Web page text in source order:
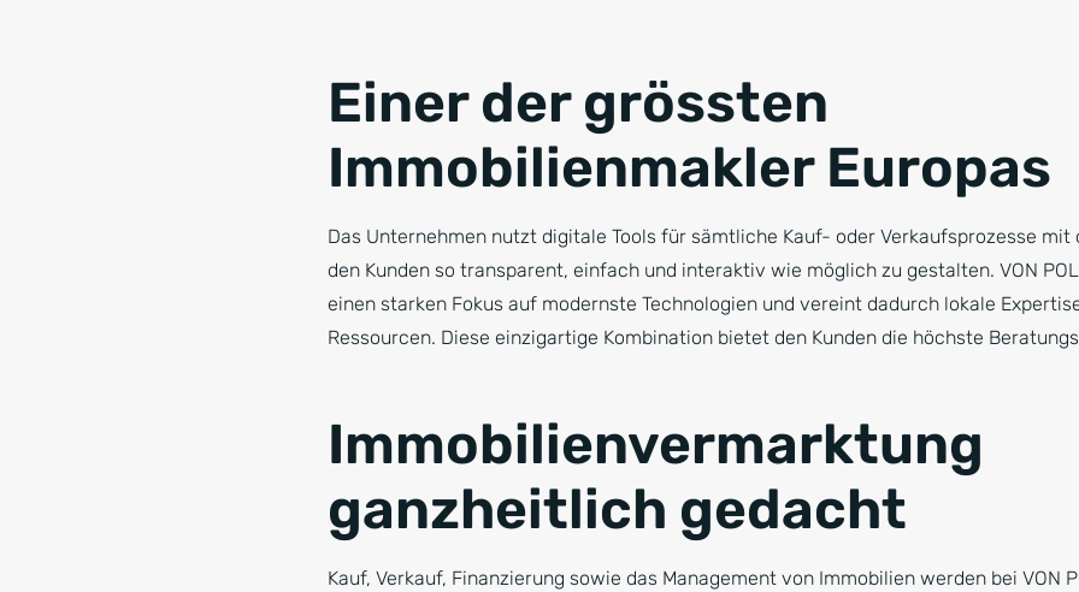
Einer der grössten
Immobilienmakler Europas
Das Unternehmen nutzt digitale Tools für sämtliche Kauf- oder Verkaufsprozesse mit
den Kunden so transparent, einfach und interaktiv wie möglich zu gestalten. VON
einen starken Fokus auf modernste Technologien und vereint dadurch lokale
Ressourcen. Diese einzigartige Kombination bietet den Kunden die höchste
Immobilienvermarktung
ganzheitlich gedacht
Kauf, Verkauf, Finanzierung sowie das Management von Immobilien werden bei VON